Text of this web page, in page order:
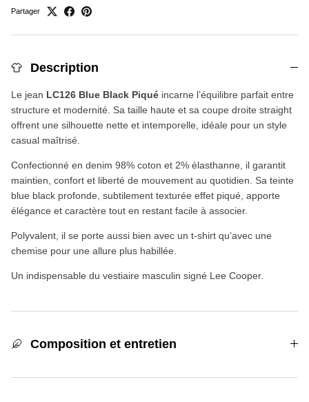
Partager
Description
Le jean LC126 Blue Black Piqué incarne l’équilibre parfait entre
structure et modernité. Sa taille haute et sa coupe droite straight
offrent une silhouette nette et intemporelle, idéale pour un style
casual maîtrisé.
Confectionné en denim 98% coton et 2% élasthanne, il garantit
maintien, confort et liberté de mouvement au quotidien. Sa teinte
blue black profonde, subtilement texturée effet piqué, apporte
élégance et caractère tout en restant facile à associer.
Polyvalent, il se porte aussi bien avec un t-shirt qu’avec une
chemise pour une allure plus habillée.
Un indispensable du vestiaire masculin signé Lee Cooper.
Composition et entretien